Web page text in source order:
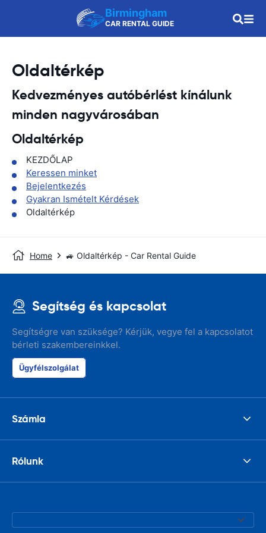
Birmingham
CAR RENTAL GUIDE
Oldaltérkép
Kedvezményes autóbérlést kínálunk
minden nagyvárosában
Oldaltérkép
KEZDŐLAP
Keressen minket
Bejelentkezés
Gyakran Ismételt Kérdések
Oldaltérkép
Home 🚙 Oldaltérkép - Car Rental Guide
Segítség és kapcsolat
Segítségre van szüksége? Kérjük, vegye fel a kapcsolatot
bérleti szakembereinkkel.
Ügyfélszolgálat
Számla
Rólunk